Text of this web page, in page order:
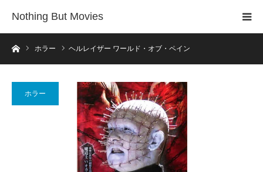
Nothing But Movies
ホームホラー ヘルレイザー ワールド・オブ・ペイン
ホラー